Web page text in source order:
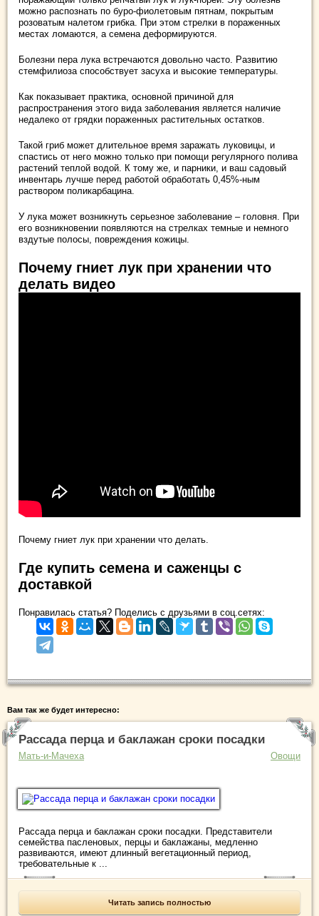
можно распознать по буро-фиолетовым пятнам, покрытым
розоватым налетом грибка. При этом стрелки в пораженных
местах ломаются, а семена деформируются.
Болезни пера лука встречаются довольно часто. Развитию
стемфилиоза способствует засуха и высокие температуры.
Как показывает практика, основной причиной для
распространения этого вида заболевания является наличие
недалеко от грядки пораженных растительных остатков.
Такой гриб может длительное время заражать луковицы, и
спастись от него можно только при помощи регулярного полива
растений теплой водой. К тому же, и парники, и ваш садовый
инвентарь лучше перед работой обработать 0,45%-ным
раствором поликарбацина.
У лука может возникнуть серьезное заболевание – головня. При
его возникновении появляются на стрелках темные и немного
вздутые полосы, повреждения кожицы.
Почему гниет лук при хранении что
делать видео
Почему гниет лук при хранении что делать.
Где купить семена и саженцы с
доставкой
Понравилась статья? Поделись с друзьями в соц.сетях:
Вам так же будет интересно:
Рассада перца и баклажан сроки посадки
Мать-и-Мачеха Овощи
Рассада перца и баклажан сроки посадки. Представители
семейства пасленовых, перцы и баклажаны, медленно
развиваются, имеют длинный вегетационный период,
требовательные к ...
Читать запись полностью